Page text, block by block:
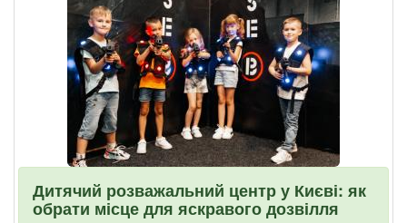
Дитячий розважальний центр у Києві: як
обрати місце для яскравого дозвілля